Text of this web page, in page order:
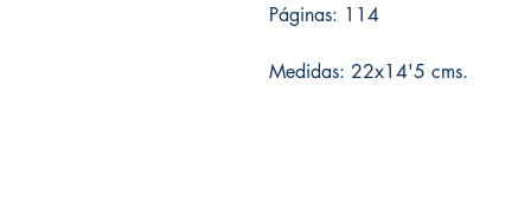
Páginas: 114
Medidas: 22x14'5 cms.